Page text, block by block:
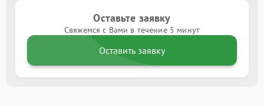
Оставьте заявку
Свяжемся с Вами в течение 5 минут
Оставить заявку